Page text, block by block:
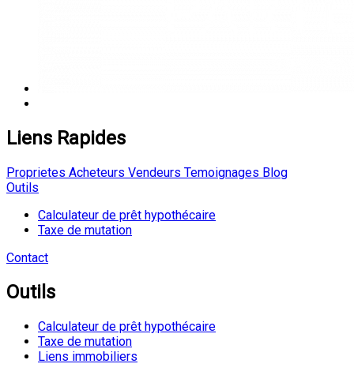
Liens Rapides
Proprietes Acheteurs Vendeurs Temoignages Blog
Outils
Calculateur de prêt hypothécaire
Taxe de mutation
Contact
Outils
Calculateur de prêt hypothécaire
Taxe de mutation
Liens immobiliers